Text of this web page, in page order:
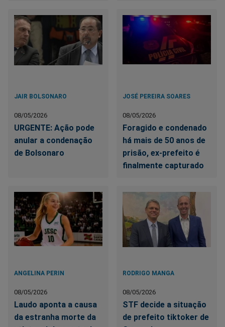
JAIR BOLSONARO
08/05/2026
URGENTE: Ação pode
anular a condenação
de Bolsonaro
JOSÉ PEREIRA SOARES
08/05/2026
Foragido e condenado
há mais de 50 anos de
prisão, ex-prefeito é
finalmente capturado
ANGELINA PERIN
08/05/2026
Laudo aponta a causa
da estranha morte da
RODRIGO MANGA
08/05/2026
STF decide a situação
de prefeito tiktoker de